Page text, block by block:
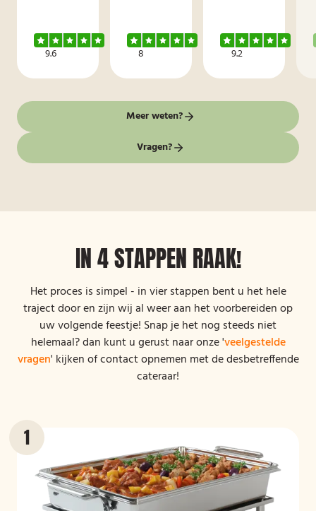
9.6 8 9.2
Meer weten?
Vragen?
IN 4 STAPPEN RAAK!
Het proces is simpel - in vier stappen bent u het hele
traject door en zijn wij al weer aan het voorbereiden op
uw volgende feestje! Snap je het nog steeds niet
helemaal? dan kunt u gerust naar onze 'veelgestelde
vragen' kijken of contact opnemen met de desbetreffende
cateraar!